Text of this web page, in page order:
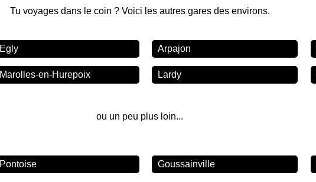
Tu voyages dans le coin ? Voici les autres gares des environs.
Egly Arpajon
Marolles-en-Hurepoix Lardy
ou un peu plus loin...
Pontoise Goussainville